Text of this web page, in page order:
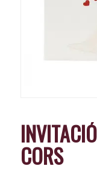
CORS